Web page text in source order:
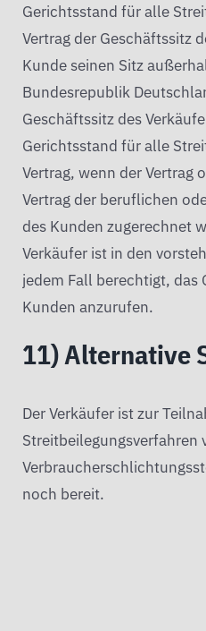
Gerichtsstand für alle
Vertrag der Geschäftssitz
Kunde seinen Sitz
Bundesrepublik
Geschäftssitz des
Gerichtsstand für alle
Vertrag, wenn der Vertrag
Vertrag der beruflichen
des Kunden zugerechnet
Verkäufer ist in den
jedem Fall berechtigt, das
Kunden anzurufen.
11) Alternative
Der Verkäufer ist zur
Streitbeilegungsverfahren
noch bereit.